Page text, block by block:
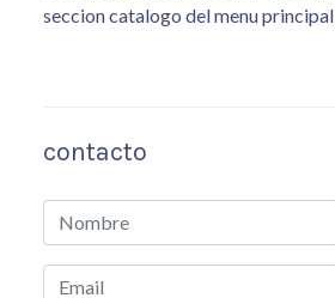
seccion catalogo del menu principal
contacto